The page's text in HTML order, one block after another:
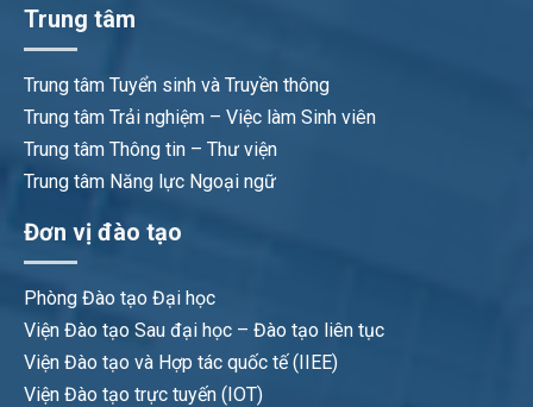
Trung tâm
Trung tâm Tuyển sinh và Truyền thông
Trung tâm Trải nghiệm – Việc làm Sinh viên
Trung tâm Thông tin – Thư viện
Trung tâm Năng lực Ngoại ngữ
Đơn vị đào tạo
Phòng Đào tạo Đại học
Viện Đào tạo Sau đại học – Đào tạo liên tục
Viện Đào tạo và Hợp tác quốc tế (IIEE)
Viện Đào tạo trực tuyến (IOT)